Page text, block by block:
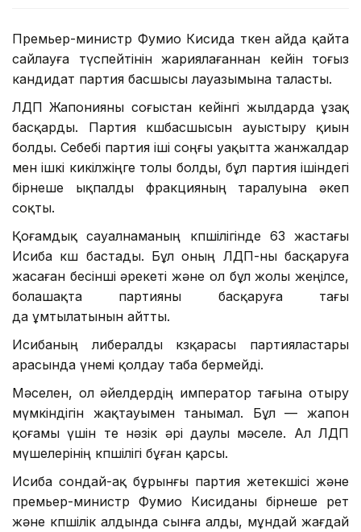
Премьер-министр Фумио Кисида өткен айда қайта
сайлауға түспейтінін жариялағаннан кейін тоғыз
кандидат партия басшысы лауазымына таласты.
ЛДП Жапонияны соғыстан кейінгі жылдарда ұзақ
басқарды. Партия көшбасшысын ауыстыру қиын
болды. Себебі партия іші соңғы уақытта жанжалдар
мен ішкі кикілжіңге толы болды, бұл партия ішіндегі
бірнеше ықпалды фракцияның таралуына әкеп
соқты.
Қоғамдық сауалнаманың көпшілігінде 63 жастағы
Исиба көш бастады. Бұл оның ЛДП-ны басқаруға
жасаған бесінші әрекеті және ол бұл жолы жеңілсе,
болашақта партияны басқаруға тағы
да ұмтылатынын айтты.
Исибаның либералды көзқарасы партияластары
арасында үнемі қолдау таба бермейді.
Мәселен, ол әйелдердің император тағына отыру
мүмкіндігін жақтауымен танымал. Бұл — жапон
қоғамы үшін өте нәзік әрі даулы мәселе. Ал ЛДП
мүшелерінің көпшілігі бұған қарсы.
Исиба сондай-ақ бұрынғы партия жетекшісі және
премьер-министр Фумио Кисиданы бірнеше рет
және көпшілік алдында сынға алды, мұндай жағдай